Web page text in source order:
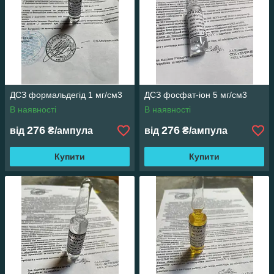
ДСЗ формальдегід 1 мг/см3
В наявності
від 276 ₴/ампула
Купити
ДСЗ фосфат-іон 5 мг/см3
В наявності
від 276 ₴/ампула
Купити